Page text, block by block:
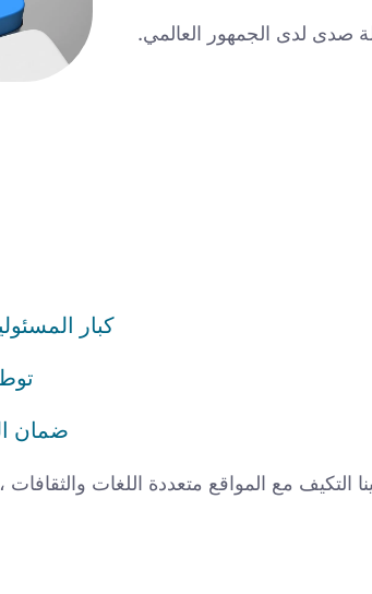
صدى لدى الجمهور العالمي.
كبار
ضمان
التكيف مع المواقع متعددة اللغات